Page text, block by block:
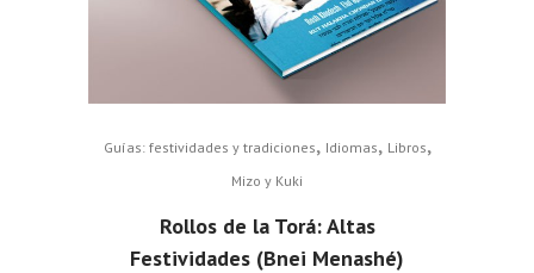
Guías: festividades y tradiciones, Idiomas, Libros,
Mizo y Kuki
Rollos de la Torá: Altas
Festividades (Bnei Menashé)